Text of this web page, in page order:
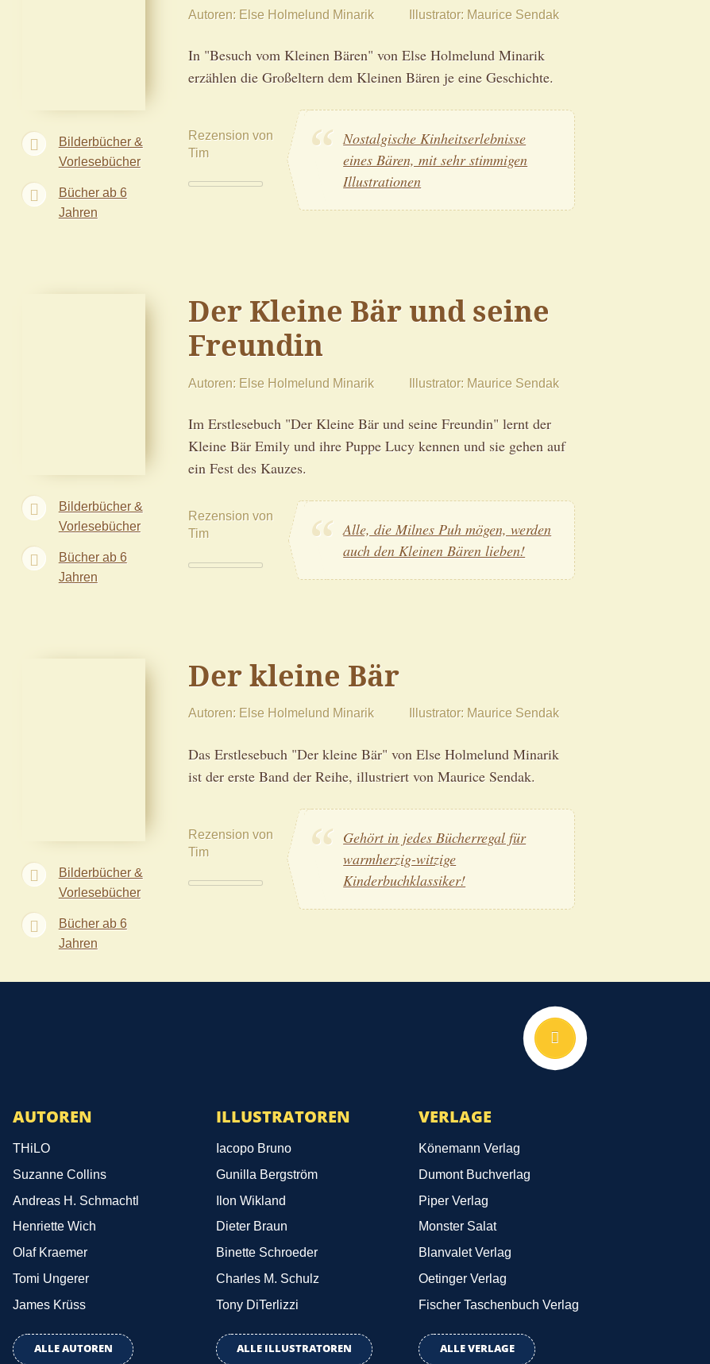
Autoren Else Holmelund Minarik Illustrator Maurice Sendak
In "Besuch vom Kleinen Bären" von Else Holmelund Minarik
erzählen die Großeltern dem Kleinen Bären je eine Geschichte.
Rezension von
Tim
Nostalgische Kinheitserlebnisse
eines Bären, mit sehr stimmigen
Illustrationen
Bilderbücher &
Vorlesebücher
Bücher ab 6
Jahren
Der Kleine Bär und seine
Freundin
Autoren Else Holmelund Minarik Illustrator Maurice Sendak
Im Erstlesebuch "Der Kleine Bär und seine Freundin" lernt der
Kleine Bär Emily und ihre Puppe Lucy kennen und sie gehen auf
ein Fest des Kauzes.
Rezension von
Tim
Alle, die Milnes Puh mögen, werden
auch den Kleinen Bären lieben!
Bilderbücher &
Vorlesebücher
Bücher ab 6
Jahren
Der kleine Bär
Autoren Else Holmelund Minarik Illustrator Maurice Sendak
Das Erstlesebuch "Der kleine Bär" von Else Holmelund Minarik
ist der erste Band der Reihe, illustriert von Maurice Sendak.
Rezension von
Tim
Gehört in jedes Bücherregal für
warmherzig-witzige
Kinderbuchklassiker!
Bilderbücher &
Vorlesebücher
Bücher ab 6
Jahren
AUTOREN
THiLO
Suzanne Collins
Andreas H. Schmachtl
Henriette Wich
Olaf Kraemer
Tomi Ungerer
James Krüss
ALLE AUTOREN
ILLUSTRATOREN
Iacopo Bruno
Gunilla Bergström
Ilon Wikland
Dieter Braun
Binette Schroeder
Charles M. Schulz
Tony DiTerlizzi
ALLE ILLUSTRATOREN
VERLAGE
Könemann Verlag
Dumont Buchverlag
Piper Verlag
Monster Salat
Blanvalet Verlag
Oetinger Verlag
Fischer Taschenbuch Verlag
ALLE VERLAGE